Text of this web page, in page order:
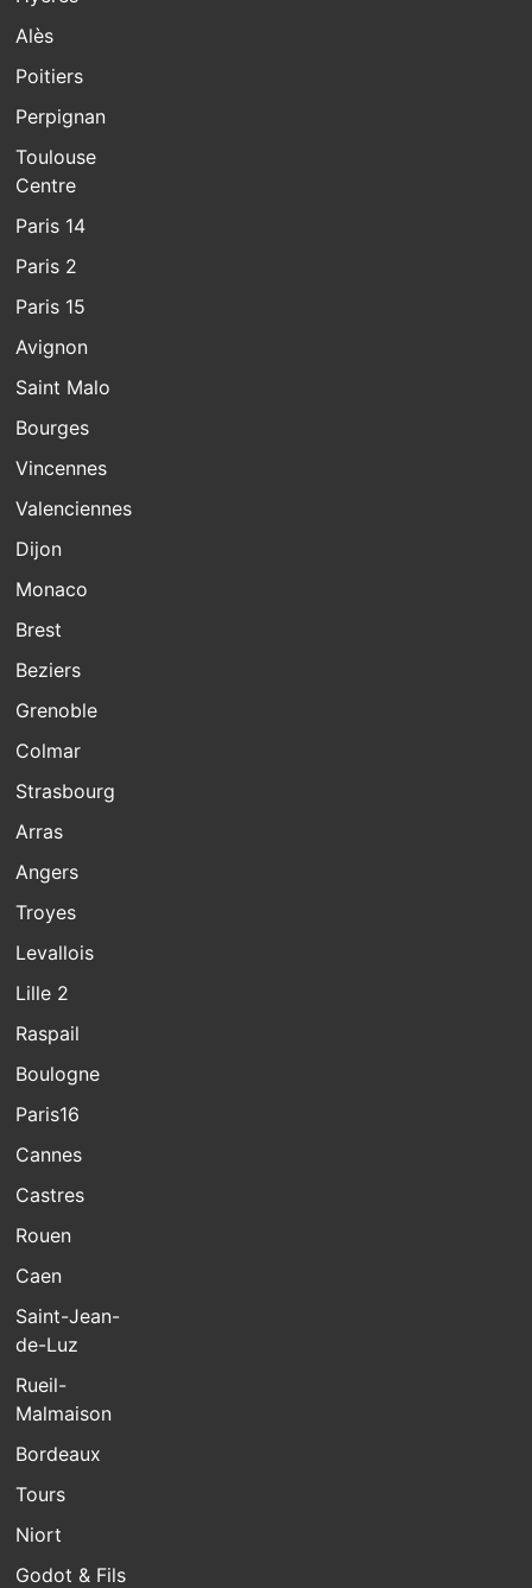
Alès
Poitiers
Perpignan
Toulouse
Centre
Paris 14
Paris 2
Paris 15
Avignon
Saint Malo
Bourges
Vincennes
Valenciennes
Dijon
Monaco
Brest
Beziers
Grenoble
Colmar
Strasbourg
Arras
Angers
Troyes
Levallois
Lille 2
Raspail
Boulogne
Paris16
Cannes
Castres
Rouen
Caen
Saint-Jean-
de-Luz
Rueil-
Malmaison
Bordeaux
Tours
Niort
Godot & Fils